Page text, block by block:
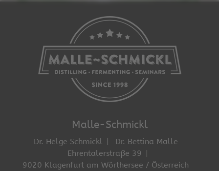
Malle-Schmickl
Dr. Helge Schmickl
Dr. Bettina Malle
Ehrentalerstraße 39
9020 Klagenfurt am Wörthersee / Österreich